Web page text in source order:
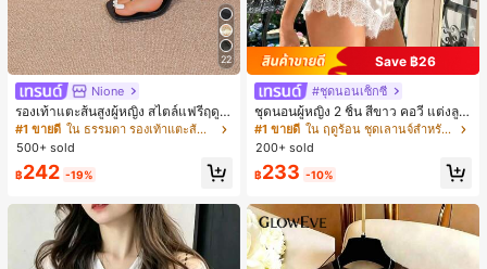
22
Nione
รองเท้าแตะส้นสูงผู้หญิง สไตล์แฟรี่ฤดูร้
อน ส้นบาง แบบคีบ แต่งสายคาดผม รอ
งเท้าแตะชายหาดสำหรับเที่ยวพักผ่อน
แฟชั่นสายไขว้ สำหรับเดทไนท์
#1 ขายดี
ใน ธรรมดา รองเท้าแตะส้นสูงผู้หญิง
500+ sold
฿242 -19%
Save ฿26
#ชุดนอนเซ็กซี่
ชุดนอนผู้หญิง 2 ชิ้น สีขาว คอวี แต่งลูก
ไม้แบบแพตช์เวิร์ก ชุดนอนใส่ในบ้าน
สำหรับเธอ
#1 ขายดี
ใน ฤดูร้อน ชุดเลานจ์สำหรับผู้หญิง
200+ sold
฿233 -10%